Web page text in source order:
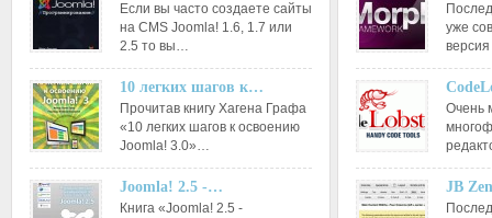
Если вы часто создаете сайты
на CMS Joomla! 1.6, 1.7 или
2.5 то вы…
10 легких шагов к…
Прочитав книгу Хагена Графа
«10 легких шагов к освоению
Joomla! 3.0»…
Joomla! 2.5 -…
Книга «Joomla! 2.5 -
уже
Очень
JB